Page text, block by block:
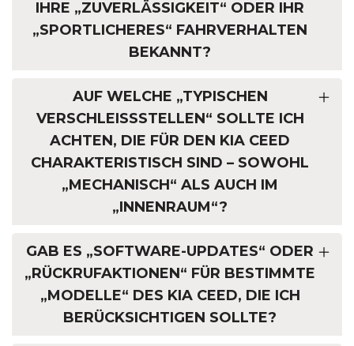
IHRE „ZUVERLÄSSIGKEIT“ ODER IHR
„SPORTLICHERES“ FAHRVERHALTEN
BEKANNT?
AUF WELCHE „TYPISCHEN
VERSCHLEISSSTELLEN“ SOLLTE ICH A
CHTEN, DIE FÜR DEN KIA CEED C
HARAKTERISTISCH SIND – SOWOHL „
MECHANISCH“ ALS AUCH IM „
INNENRAUM“?
GAB ES „SOFTWARE-UPDATES“ ODER
„RÜCKRUFAKTIONEN“ FÜR BESTIMMTE
„MODELLE“ DES KIA CEED, DIE ICH
BERÜCKSICHTIGEN SOLLTE?